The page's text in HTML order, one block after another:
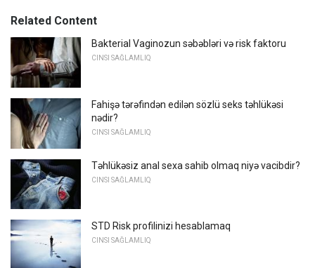
Related Content
Bakterial Vaginozun səbəbləri və risk faktoru
CINSI SAĞLAMLIQ
Fahişə tərəfindən edilən sözlü seks təhlükəsi
nədir?
CINSI SAĞLAMLIQ
Təhlükəsiz anal sexa sahib olmaq niyə vacibdir?
CINSI SAĞLAMLIQ
STD Risk profilinizi hesablamaq
CINSI SAĞLAMLIQ